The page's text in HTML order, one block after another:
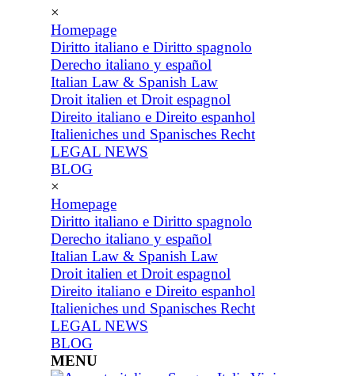
×
Homepage
Diritto italiano e Diritto spagnolo
Derecho italiano y español
Italian Law & Spanish Law
Droit italien et Droit espagnol
Direito italiano e Direito espanhol
Italieniches und Spanisches Recht
LEGAL NEWS
BLOG
×
Homepage
Diritto italiano e Diritto spagnolo
Derecho italiano y español
Italian Law & Spanish Law
Droit italien et Droit espagnol
Direito italiano e Direito espanhol
Italieniches und Spanisches Recht
LEGAL NEWS
BLOG
MENU